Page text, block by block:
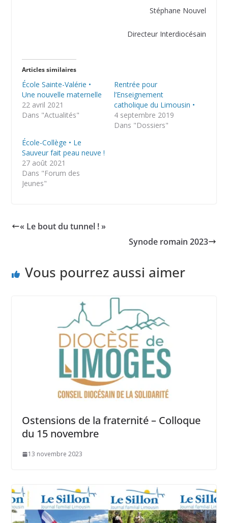
Stéphane Nouvel
Directeur Interdiocésain
Articles similaires
École Sainte-Valérie •
Une nouvelle maternelle
22 avril 2021
Dans "Actualités"
Rentrée pour
l’Enseignement
catholique du Limousin •
4 septembre 2019
Dans "Dossiers"
École-Collège • Le
Sauveur fait peau neuve !
27 août 2021
Dans "Forum des
Jeunes"
« Le bout du tunnel ! »
Synode romain 2023
Vous pourrez aussi aimer
Ostensions de la fraternité – Colloque
du 15 novembre
13 novembre 2023